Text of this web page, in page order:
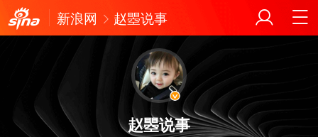
新浪网 赵瞾说事
赵瞾说事